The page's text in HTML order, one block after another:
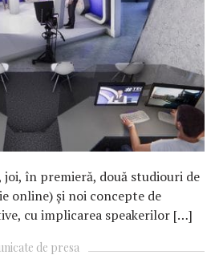
în premieră, două studiouri de
online) și noi concepte de
cu implicarea speakerilor […]
de presa